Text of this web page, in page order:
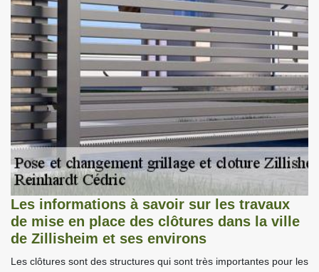
Les informations à savoir sur les travaux
de mise en place des clôtures dans la ville
de Zillisheim et ses environs
Les clôtures sont des structures qui sont très importantes pour les